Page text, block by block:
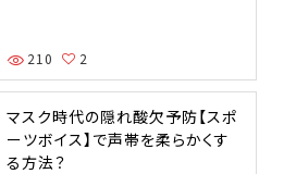
210 2
マスク時代の隠れ酸欠予防【スポ
ーツボイス】で声帯を柔らかくす
る方法？